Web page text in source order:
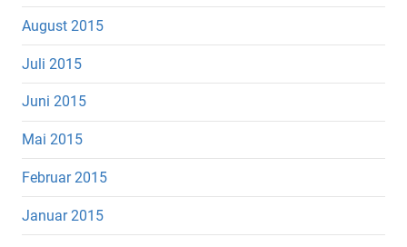
August 2015
Juli 2015
Juni 2015
Mai 2015
Februar 2015
Januar 2015